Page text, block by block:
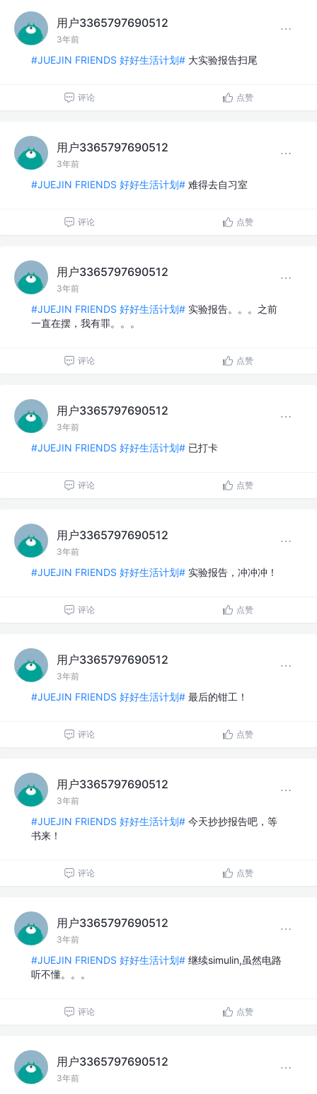
用户3365797690512
3年前
#JUEJIN FRIENDS 好好生活计划# 大实验报告扫尾
评论 点赞
用户3365797690512
3年前
#JUEJIN FRIENDS 好好生活计划# 难得去自习室
评论 点赞
用户3365797690512
3年前
#JUEJIN FRIENDS 好好生活计划# 实验报告。。。之前
一直在摆，我有罪。。。
评论 点赞
用户3365797690512
3年前
#JUEJIN FRIENDS 好好生活计划# 已打卡
评论 点赞
用户3365797690512
3年前
#JUEJIN FRIENDS 好好生活计划# 实验报告，冲冲冲！
评论 点赞
用户3365797690512
3年前
#JUEJIN FRIENDS 好好生活计划# 最后的钳工！
评论 点赞
用户3365797690512
3年前
#JUEJIN FRIENDS 好好生活计划# 今天抄抄报告吧，等
书来！
评论 点赞
用户3365797690512
3年前
#JUEJIN FRIENDS 好好生活计划# 继续simulin,虽然电路
听不懂。。。
评论 点赞
用户3365797690512
3年前